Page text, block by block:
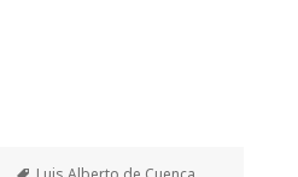
Etiquetas